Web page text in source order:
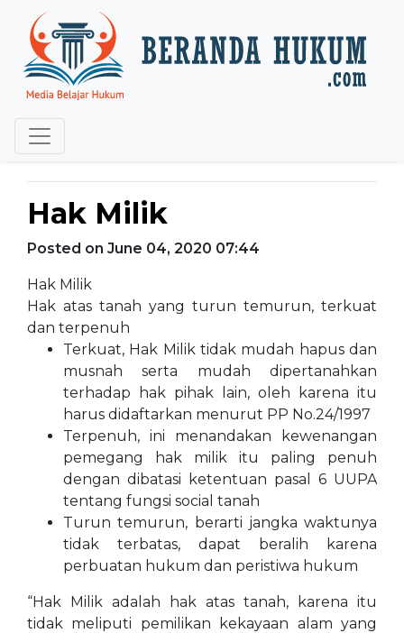
Hak Milik
Posted on June 04, 2020 07:44
Hak Milik
Hak atas tanah yang turun temurun, terkuat
dan terpenuh
Terkuat, Hak Milik tidak mudah hapus dan
musnah serta mudah dipertanahkan
terhadap hak pihak lain, oleh karena itu
harus didaftarkan menurut PP No.24/1997
Terpenuh, ini menandakan kewenangan
pemegang hak milik itu paling penuh
dengan dibatasi ketentuan pasal 6 UUPA
tentang fungsi social tanah
Turun temurun, berarti jangka waktunya
tidak terbatas, dapat beralih karena
perbuatan hukum dan peristiwa hukum
“Hak Milik adalah hak atas tanah, karena itu
tidak meliputi pemilikan kekayaan alam yang